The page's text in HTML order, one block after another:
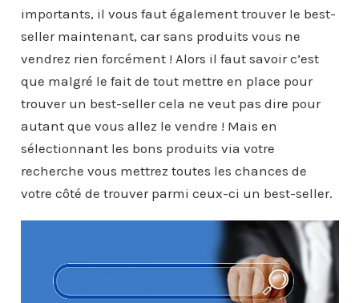
importants, il vous faut également trouver le best-
seller maintenant, car sans produits vous ne
vendrez rien forcément ! Alors il faut savoir c’est
que malgré le fait de tout mettre en place pour
trouver un best-seller cela ne veut pas dire pour
autant que vous allez le vendre ! Mais en
sélectionnant les bons produits via votre
recherche vous mettrez toutes les chances de
votre côté de trouver parmi ceux-ci un best-seller.